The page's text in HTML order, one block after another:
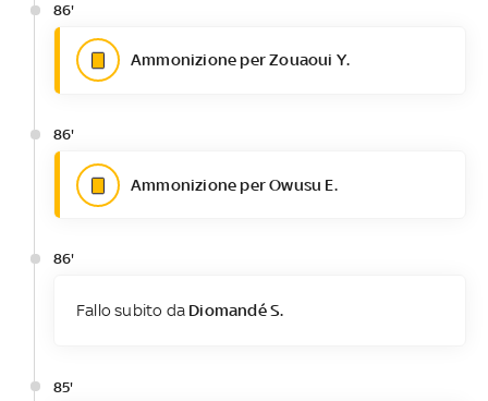
86'
Ammonizione per Zouaoui Y.
86'
Ammonizione per Owusu E.
86'
Fallo subito da Diomandé S.
85'